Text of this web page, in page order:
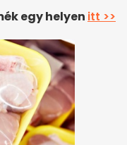
egy helyen itt >>